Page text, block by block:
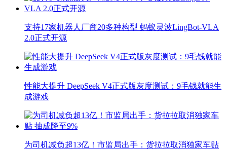
支持17家机器人厂商20多种构型 蚂蚁灵波LingBot-VLA
2.0正式开源
性能大提升 DeepSeek V4正式版灰度测试：9毛钱就能生
成游戏
为司机减负超13亿！市监局出手：货拉拉取消独家车贴